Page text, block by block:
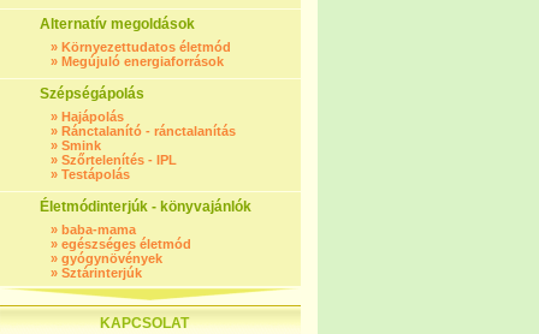
Alternatív megoldások
» Környezettudatos életmód
» Megújuló energiaforrások
Szépségápolás
» Hajápolás
» Ránctalanító - ránctalanítás
» Smink
» Szőrtelenítés - IPL
» Testápolás
Életmódinterjúk - könyvajánlók
» baba-mama
» egészséges életmód
» gyógynövények
» Sztárinterjúk
KAPCSOLAT